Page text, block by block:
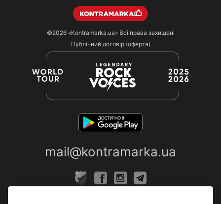
Франківськ
(Україна)
Чернівці
(Україна)
(Україна)
©2026 «Kontramarka.ua»Всі права захищені
Публічний договір (оферта)
mail@kontramarka.ua